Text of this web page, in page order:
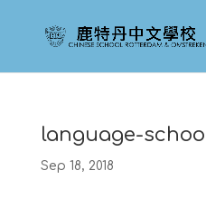
language-
Sep 18, 2018